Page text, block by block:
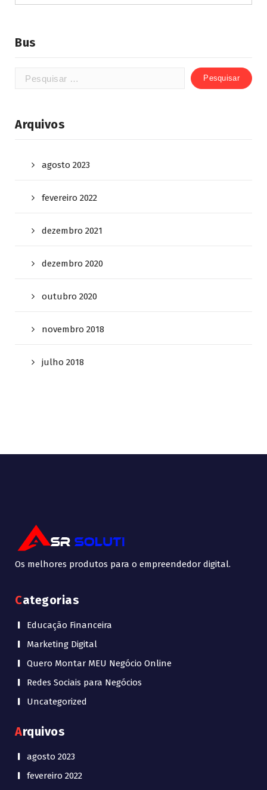
Bus
Arquivos
agosto 2023
fevereiro 2022
dezembro 2021
dezembro 2020
outubro 2020
novembro 2018
julho 2018
Os melhores produtos para o empreendedor digital.
Categorias
Educação Financeira
Marketing Digital
Quero Montar MEU Negócio Online
Redes Sociais para Negócios
Uncategorized
Arquivos
agosto 2023
fevereiro 2022